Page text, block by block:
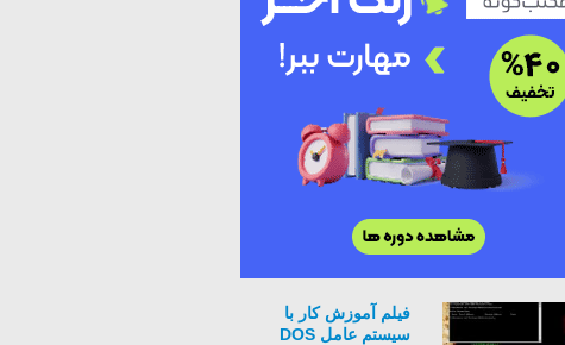
فیلم آموزش کار با
سیستم عامل DOS